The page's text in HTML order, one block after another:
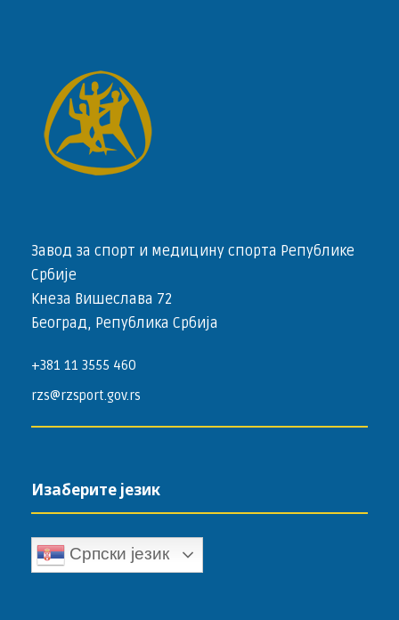
Завод за спорт и медицину спорта Републике
Србије
Кнеза Вишеслава 72
Београд, Република Србија
+381 11 3555 460
rzs@rzsport.gov.rs
Изаберите језик
Српски језик